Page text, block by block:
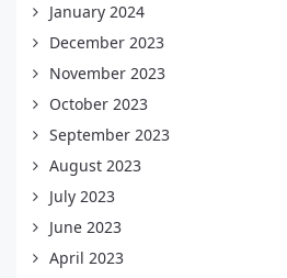
January 2024
December 2023
November 2023
October 2023
September 2023
August 2023
July 2023
June 2023
April 2023